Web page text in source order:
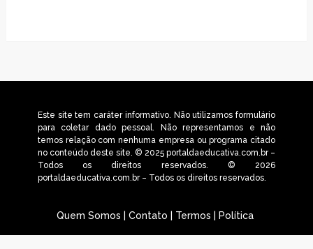
Este site tem caráter informativo. Não utilizamos formulário
para coletar dado pessoal. Não representamos e não
temos relação com nenhuma empresa ou programa citado
no conteúdo deste site. © 2025 portaldaeducativa.com.br –
Todos os direitos reservados. © 2026
portaldaeducativa.com.br – Todos os direitos reservados.
Quem Somos Contato Termos Política